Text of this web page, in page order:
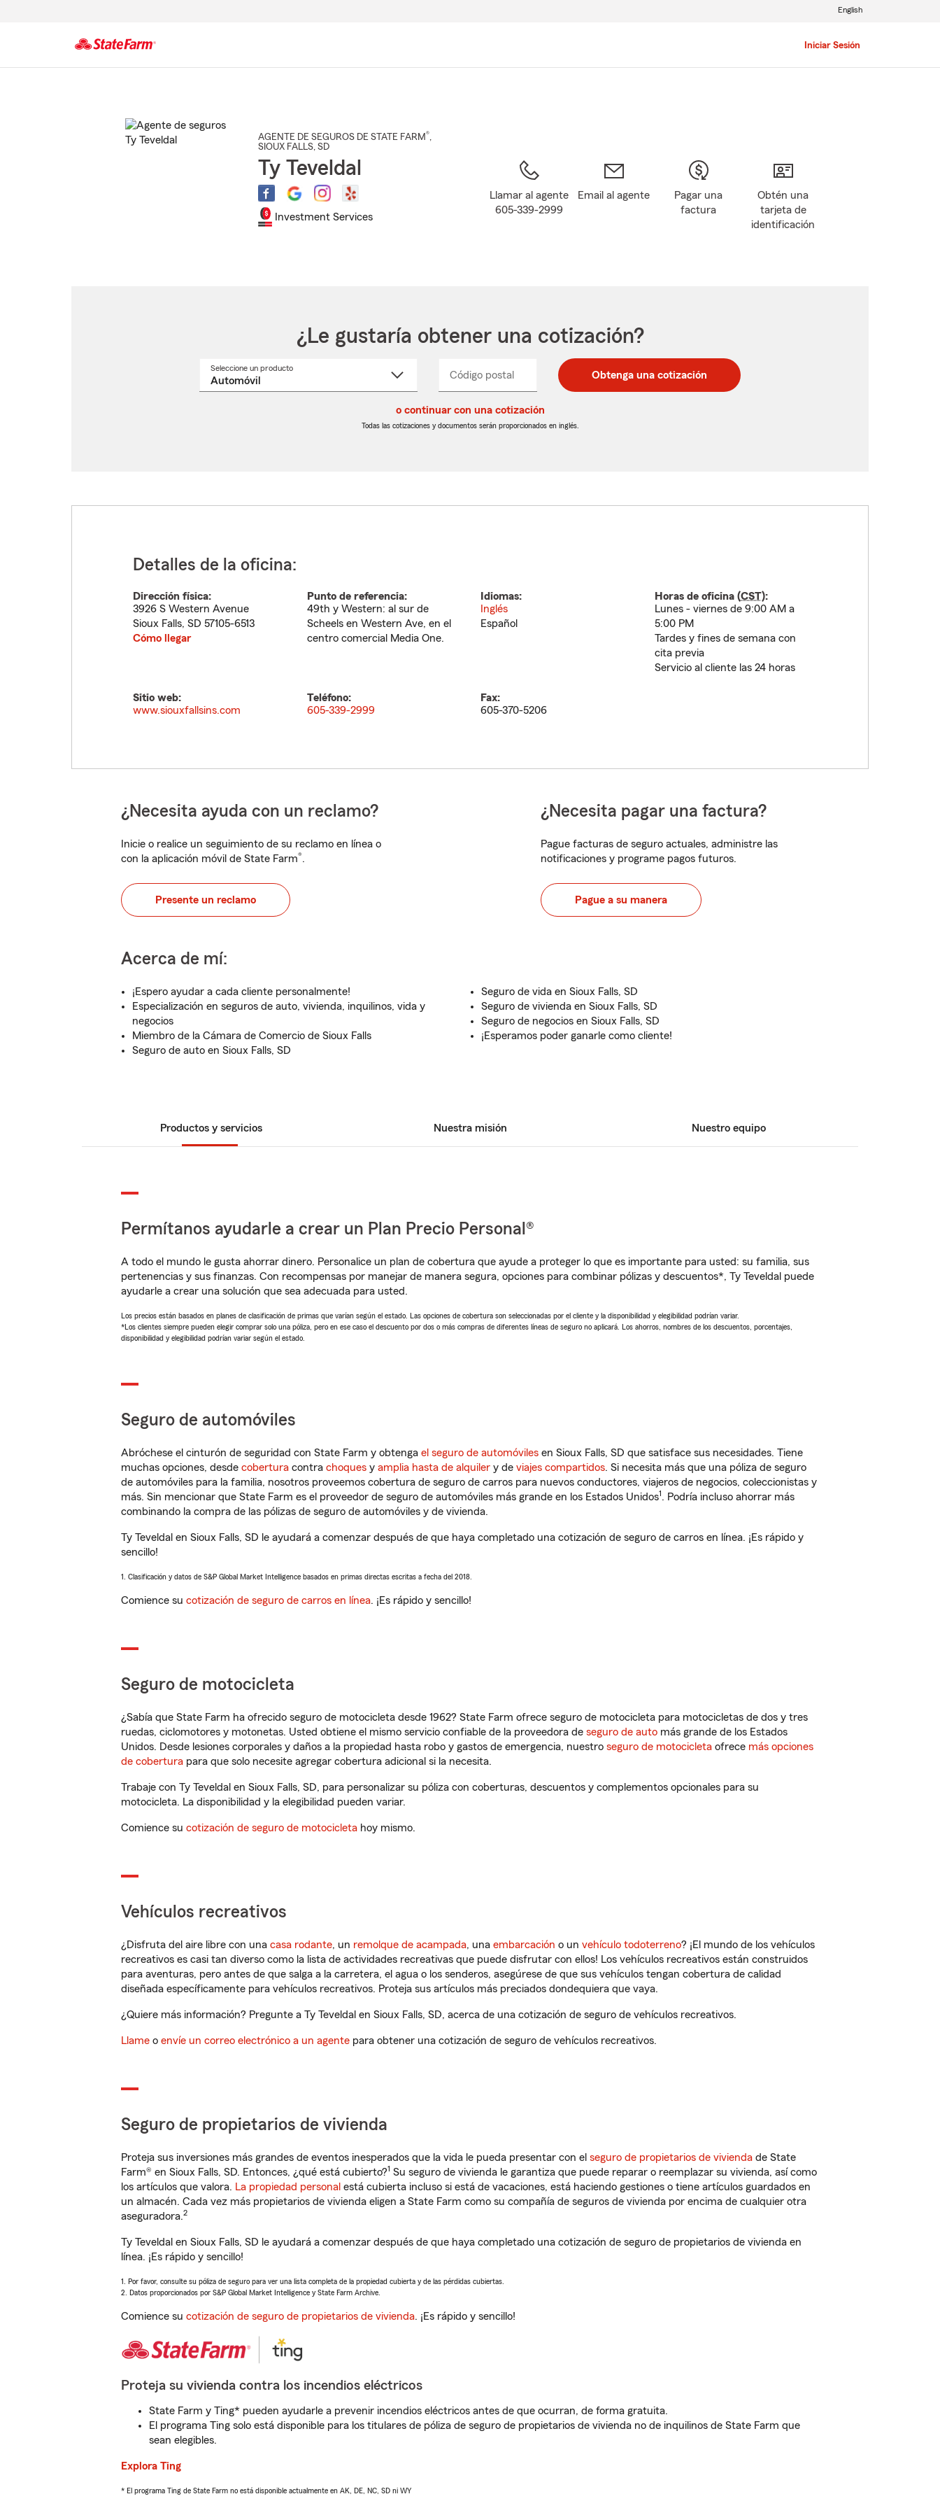
Iniciar Sesión
English
AGENTE DE SEGUROS DE STATE FARM®,
SIOUX FALLS, SD
Ty Teveldal
Investment Services
Llamar al agente
605-339-2999
Email al agente
Pagar una
factura
Obtén una
tarjeta de
identificación
¿Le gustaría obtener una cotización?
Seleccione un productoSeleccione
Código postal
postal
de
postal
de
_____ Obtenga una cotización
o continuar con una cotización
Todas las cotizaciones y documentos serán proporcionados en inglés.
Detalles de la oficina:
Dirección física:
3926 S Western Avenue
Sioux Falls, SD 57105-6513
Cómo llegar
Punto de referencia:
49th y Western: al sur de
Scheels en Western Ave, en el
centro comercial Media One.
Idiomas:
Inglés
Español
Horas de oficina (CST):
Lunes - viernes de 9:00 AM a
5:00 PM
Tardes y fines de semana con
cita previa
Servicio al cliente las 24 horas
Sitio web:
www.siouxfallsins.com
Teléfono:
605-339-2999
Fax:
605-370-5206
¿Necesita ayuda con un reclamo?
Inicie o realice un seguimiento de su reclamo en línea o
con la aplicación móvil de State Farm®.
Presente un reclamo
¿Necesita pagar una factura?
Pague facturas de seguro actuales, administre las
notificaciones y programe pagos futuros.
Pague a su manera
Acerca de mí:
¡Espero ayudar a cada cliente personalmente!
Especialización en seguros de auto, vivienda, inquilinos, vida y
negocios
Miembro de la Cámara de Comercio de Sioux Falls
Seguro de auto en Sioux Falls, SD
Seguro de vida en Sioux Falls, SD
Seguro de vivienda en Sioux Falls, SD
Seguro de negocios en Sioux Falls, SD
¡Esperamos poder ganarle como cliente!
Productos y servicios Nuestra misión Nuestro equipo
Permítanos ayudarle a crear un Plan Precio Personal®
A todo el mundo le gusta ahorrar dinero. Personalice un plan de cobertura que ayude a proteger lo que es importante para usted: su familia, sus
pertenencias y sus finanzas. Con recompensas por manejar de manera segura, opciones para combinar pólizas y descuentos*, Ty Teveldal puede
ayudarle a crear una solución que sea adecuada para usted.
Los precios están basados en planes de clasificación de primas que varían según el estado. Las opciones de cobertura son seleccionadas por el cliente y la disponibilidad y elegibilidad podrían variar.
*Los clientes siempre pueden elegir comprar solo una póliza, pero en ese caso el descuento por dos o más compras de diferentes líneas de seguro no aplicará. Los ahorros, nombres de los descuentos, porcentajes,
disponibilidad y elegibilidad podrían variar según el estado.
Seguro de automóviles
Abróchese el cinturón de seguridad con State Farm y obtenga el seguro de automóviles en Sioux Falls, SD que satisface sus necesidades. Tiene
muchas opciones, desde cobertura contra choques y amplia hasta de alquiler y de viajes compartidos. Si necesita más que una póliza de seguro
de automóviles para la familia, nosotros proveemos cobertura de seguro de carros para nuevos conductores, viajeros de negocios, coleccionistas y
más. Sin mencionar que State Farm es el proveedor de seguro de automóviles más grande en los Estados Unidos1. Podría incluso ahorrar más
combinando la compra de las pólizas de seguro de automóviles y de vivienda.
Ty Teveldal en Sioux Falls, SD le ayudará a comenzar después de que haya completado una cotización de seguro de carros en línea. ¡Es rápido y
sencillo!
1. Clasificación y datos de S&P Global Market Intelligence basados en primas directas escritas a fecha del 2018.
Comience su cotización de seguro de carros en línea. ¡Es rápido y sencillo!
Seguro de motocicleta
¿Sabía que State Farm ha ofrecido seguro de motocicleta desde 1962? State Farm ofrece seguro de motocicleta para motocicletas de dos y tres
ruedas, ciclomotores y motonetas. Usted obtiene el mismo servicio confiable de la proveedora de seguro de auto más grande de los Estados
Unidos. Desde lesiones corporales y daños a la propiedad hasta robo y gastos de emergencia, nuestro seguro de motocicleta ofrece más opciones
de cobertura para que solo necesite agregar cobertura adicional si la necesita.
Trabaje con Ty Teveldal en Sioux Falls, SD, para personalizar su póliza con coberturas, descuentos y complementos opcionales para su
motocicleta. La disponibilidad y la elegibilidad pueden variar.
Comience su cotización de seguro de motocicleta hoy mismo.
Vehículos recreativos
¿Disfruta del aire libre con una casa rodante, un remolque de acampada, una embarcación o un vehículo todoterreno? ¡El mundo de los vehículos
recreativos es casi tan diverso como la lista de actividades recreativas que puede disfrutar con ellos! Los vehículos recreativos están construidos
para aventuras, pero antes de que salga a la carretera, el agua o los senderos, asegúrese de que sus vehículos tengan cobertura de calidad
diseñada específicamente para vehículos recreativos. Proteja sus artículos más preciados dondequiera que vaya.
¿Quiere más información? Pregunte a Ty Teveldal en Sioux Falls, SD, acerca de una cotización de seguro de vehículos recreativos.
Llame o envíe un correo electrónico a un agente para obtener una cotización de seguro de vehículos recreativos.
Seguro de propietarios de vivienda
Proteja sus inversiones más grandes de eventos inesperados que la vida le pueda presentar con el seguro de propietarios de vivienda de State
Farm® en Sioux Falls, SD. Entonces, ¿qué está cubierto?1 Su seguro de vivienda le garantiza que puede reparar o reemplazar su vivienda, así como
los artículos que valora. La propiedad personal está cubierta incluso si está de vacaciones, está haciendo gestiones o tiene artículos guardados en
un almacén. Cada vez más propietarios de vivienda eligen a State Farm como su compañía de seguros de vivienda por encima de cualquier otra
aseguradora.2
Ty Teveldal en Sioux Falls, SD le ayudará a comenzar después de que haya completado una cotización de seguro de propietarios de vivienda en
línea. ¡Es rápido y sencillo!
1. Por favor, consulte su póliza de seguro para ver una lista completa de la propiedad cubierta y de las pérdidas cubiertas.
2. Datos proporcionados por S&P Global Market Intelligence y State Farm Archive.
Comience su cotización de seguro de propietarios de vivienda. ¡Es rápido y sencillo!
Proteja su vivienda contra los incendios eléctricos
State Farm y Ting* pueden ayudarle a prevenir incendios eléctricos antes de que ocurran, de forma gratuita.
El programa Ting solo está disponible para los titulares de póliza de seguro de propietarios de vivienda no de inquilinos de State Farm que
sean elegibles.
Explora Ting
* El programa Ting de State Farm no está disponible actualmente en AK, DE, NC, SD ni WY